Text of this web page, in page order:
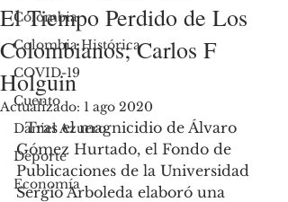
Colombia
Colombia Histórica
COVID-19
Cuento
Daniel Azuero
Deporte
Economía
El Tiempo Perdido de Los
Colombianos; Carlos F
Holguin
Actualizado: 1 ago 2020
  Tras el magnicidio de Álvaro
Gómez Hurtado, el Fondo de
Publicaciones de la Universidad
Sergio Arboleda elaboró una